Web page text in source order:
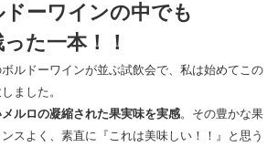
ーワインの中でも
た一本！！
ルドーワインが並ぶ試飲会で、私は始めてこの
ました。
ルロの凝縮された果実味を実感。その豊かな果
スよく、素直に『これは美味しい！！』と思う